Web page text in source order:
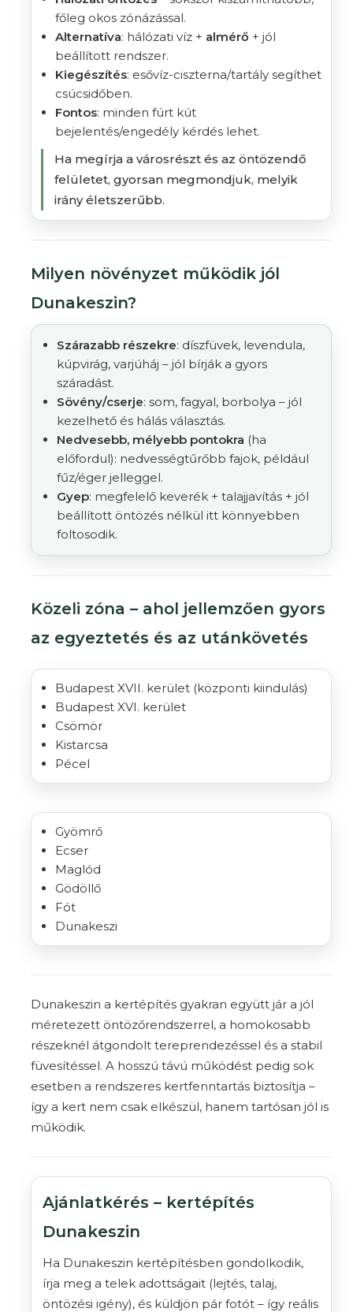
főleg okos zónázással.
Alternatíva: hálózati víz + almérő + jól
beállított rendszer.
Kiegészítés: esővíz-ciszterna/tartály segíthet
csúcsidőben.
Fontos: minden fúrt kút
bejelentés/engedély kérdés lehet.
Ha megírja a városrészt és az öntözendő
felületet, gyorsan megmondjuk, melyik
irány életszerűbb.
Milyen növényzet működik jól
Dunakeszin?
Szárazabb részekre: díszfüvek, levendula,
kúpvirág, varjúháj – jól bírják a gyors
száradást.
Sövény/cserje: som, fagyal, borbolya – jól
kezelhető és hálás választás.
Nedvesebb, mélyebb pontokra (ha
előfordul): nedvességtűrőbb fajok, például
fűz/éger jelleggel.
Gyep: megfelelő keverék + talajjavítás + jól
beállított öntözés nélkül itt könnyebben
foltosodik.
Közeli zóna – ahol jellemzően gyors
az egyeztetés és az utánkövetés
Budapest XVII. kerület (központi kiindulás)
Budapest XVI. kerület
Csömör
Kistarcsa
Pécel
Gyömrő
Ecser
Maglód
Gödöllő
Fót
Dunakeszi
Dunakeszin a kertépítés gyakran együtt jár a jól
méretezett öntözőrendszerrel, a homokosabb
részeknél átgondolt tereprendezéssel és a stabil
füvesítéssel. A hosszú távú működést pedig sok
esetben a rendszeres kertfenntartás biztosítja –
így a kert nem csak elkészül, hanem tartósan jól is
működik.
Ajánlatkérés – kertépítés
Dunakeszin
Ha Dunakeszin kertépítésben gondolkodik,
írja meg a telek adottságait (lejtés, talaj,
öntözési igény), és küldjön pár fotót – így reális